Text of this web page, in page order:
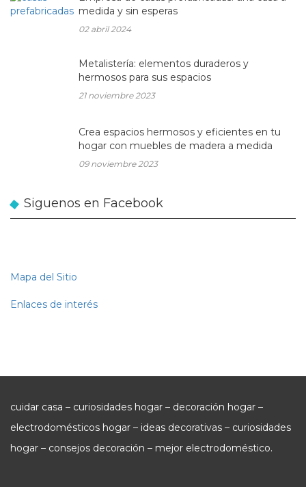
medida y sin esperas
02 abril 2024
Metalistería: elementos duraderos y
hermosos para sus espacios
21 noviembre 2023
Crea espacios hermosos y eficientes en tu
hogar con muebles de madera a medida
09 noviembre 2023
Siguenos en Facebook
Mapa del Sitio
Enlaces de interés
cuidar casa – curiosidades hogar – decoración hogar –
electrodomésticos hogar – ideas decorativas – curiosidades
hogar – consejos decoración – mejor electrodoméstico.